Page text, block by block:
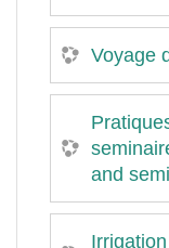
Voyage
and